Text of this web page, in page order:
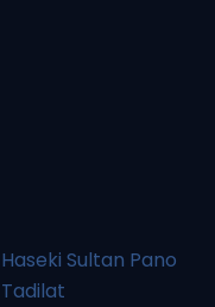
Haseki Sultan Pano
Tadilat